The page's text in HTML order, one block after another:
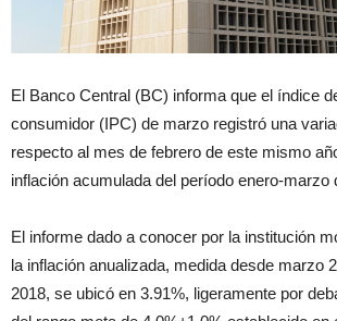
El Banco Central (BC) informa que el índice
consumidor (IPC) de marzo registró una
respecto al mes de febrero de este mismo
inflación acumulada del período enero-marzo
El informe dado a conocer por la institución
la inflación anualizada, medida desde marzo
2018, se ubicó en 3.91%, ligeramente por